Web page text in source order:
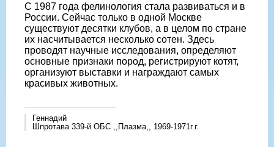
С 1987 года фелинология стала развиваться и в
России. Сейчас только в одной Москве
существуют десятки клубов, а в целом по стране
их насчитывается несколько сотен. Здесь
проводят научные исследования, определяют
основные признаки пород, регистрируют котят,
организуют выставки и награждают самых
красивых животных.
Геннадий
Шпротава 339-й ОБС ,,Плазма,, 1969-1971г.г.